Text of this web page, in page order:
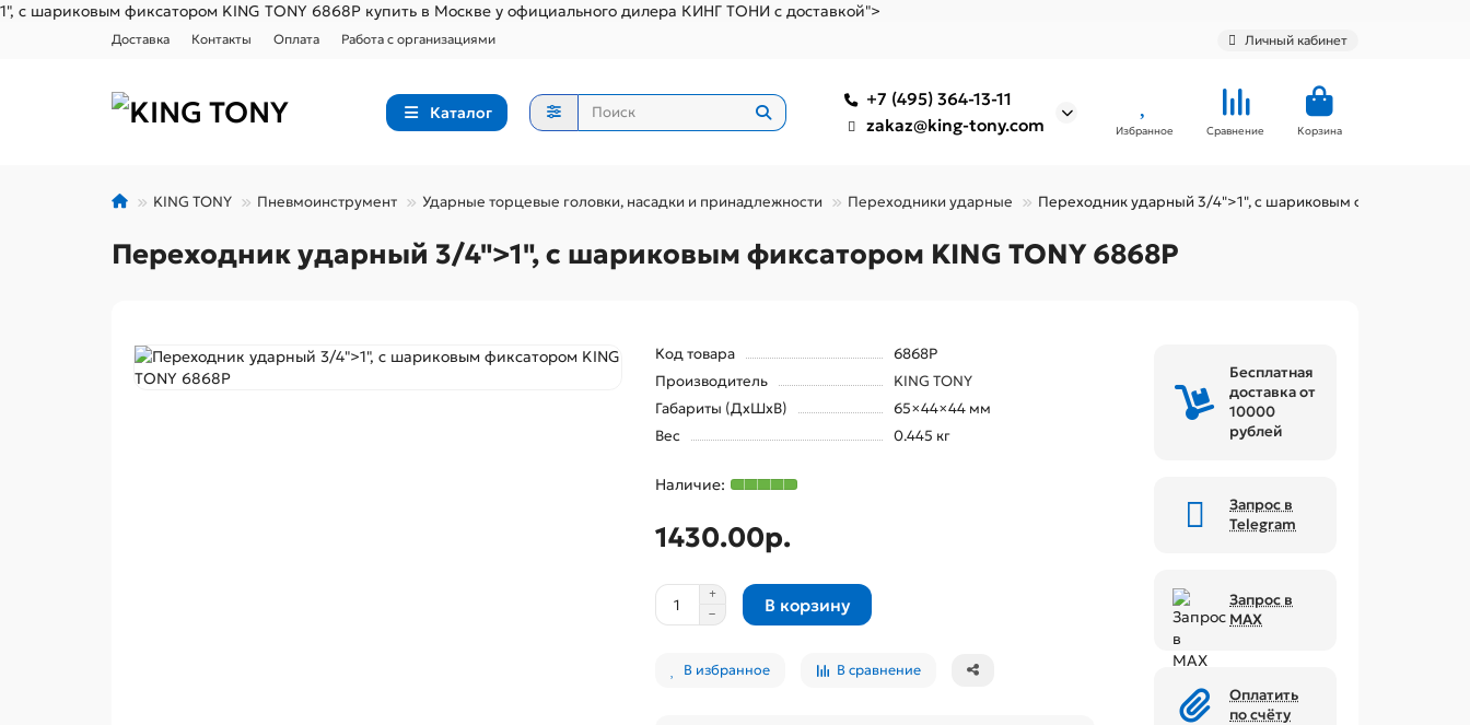
1", с шариковым фиксатором KING TONY 6868P купить в Москве у официального дилера КИНГ ТОНИ с доставкой">
Доставка Контакты Оплата Работа с организациями Личный кабинет
Каталог
+7 (495) 364-13-11
zakaz@king-tony.com
Избранное Сравнение Корзина
KING TONY Пневмоинструмент Ударные торцевые головки, насадки и принадлежности Переходники ударные Переходник ударный 3/4">1", с шариковым фиксатором
Переходник ударный 3/4">1", с шариковым фиксатором KING TONY 6868P
Код товара
6868P
Производитель
KING TONY
Габариты (ДхШхВ)
65×44×44 мм
Вес
0.445 кг
1430.00р.
В корзину
В избранное В сравнение
Бесплатная
доставка от
10000
рублей
Запрос в
Telegram
Запрос в
MAX
Оплатить
по счёту